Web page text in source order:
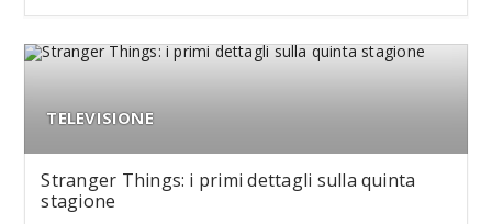
TELEVISIONE
Stranger Things: i primi dettagli sulla quinta
stagione